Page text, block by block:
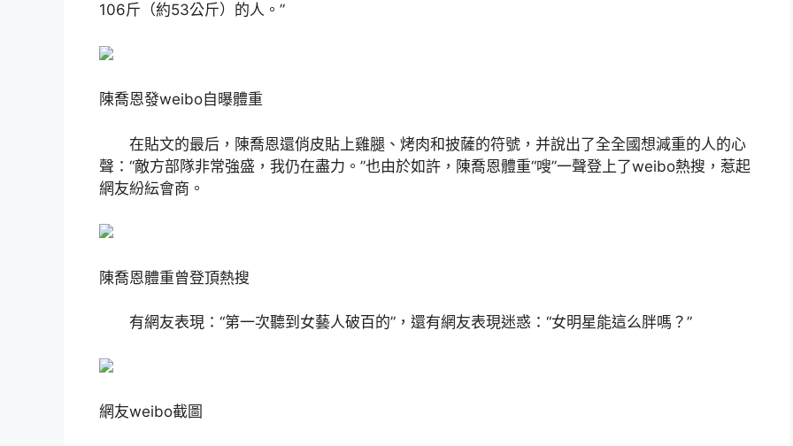
106斤（約53公斤）的人。”
陳喬恩發weibo自曝體重
在貼文的最后，陳喬恩還俏皮貼上雞腿、烤肉和披薩的符號，并說出了全全國想減重的人的心
聲：“敵方部隊非常強盛，我仍在盡力。”也由於如許，陳喬恩體重“嗖”一聲登上了weibo熱搜，惹起
網友紛紜會商。
陳喬恩體重曾登頂熱搜
有網友表現：“第一次聽到女藝人破百的”，還有網友表現迷惑：“女明星能這么胖嗎？”
網友weibo截圖